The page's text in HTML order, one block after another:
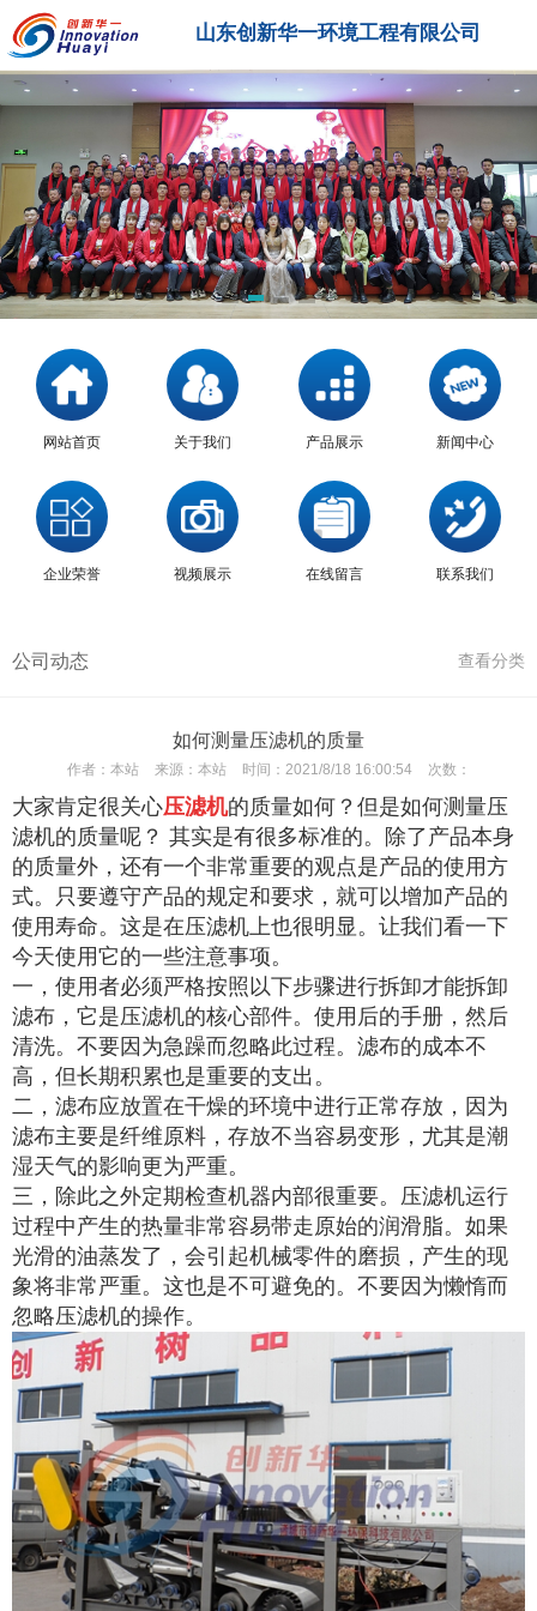
山东创新华一环境工程有限公司
网站首页 关于我们 产品展示 新闻中心
企业荣誉 视频展示 在线留言 联系我们
公司动态 查看分类
如何测量压滤机的质量
作者： 本站 来源： 本站 时间： 2021/8/18 16:00:54 次数：
大家肯定很关心压滤机的质量如何？但是如何测量压
滤机的质量呢？ 其实是有很多标准的。除了产品本身
的质量外，还有一个非常重要的观点是产品的使用方
式。只要遵守产品的规定和要求，就可以增加产品的
使用寿命。这是在压滤机上也很明显。让我们看一下
今天使用它的一些注意事项。
一，使用者必须严格按照以下步骤进行拆卸才能拆卸
滤布，它是压滤机的核心部件。使用后的手册，然后
清洗。不要因为急躁而忽略此过程。滤布的成本不
高，但长期积累也是重要的支出。
二，滤布应放置在干燥的环境中进行正常存放，因为
滤布主要是纤维原料，存放不当容易变形，尤其是潮
湿天气的影响更为严重。
三，除此之外定期检查机器内部很重要。压滤机运行
过程中产生的热量非常容易带走原始的润滑脂。如果
光滑的油蒸发了，会引起机械零件的磨损，产生的现
象将非常严重。这也是不可避免的。不要因为懒惰而
忽略压滤机的操作。